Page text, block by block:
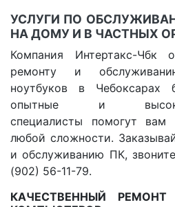
УСЛУГИ ПО
НА ДОМУ И В ЧАСТНЫХ
Компания Интертакс-Чбк
ремонту и
ноутбуков в
опытные и
специалисты помогут
любой сложности.
и обслуживанию ПК,
(902) 56-11-79.
КАЧЕСТВЕННЫЙ